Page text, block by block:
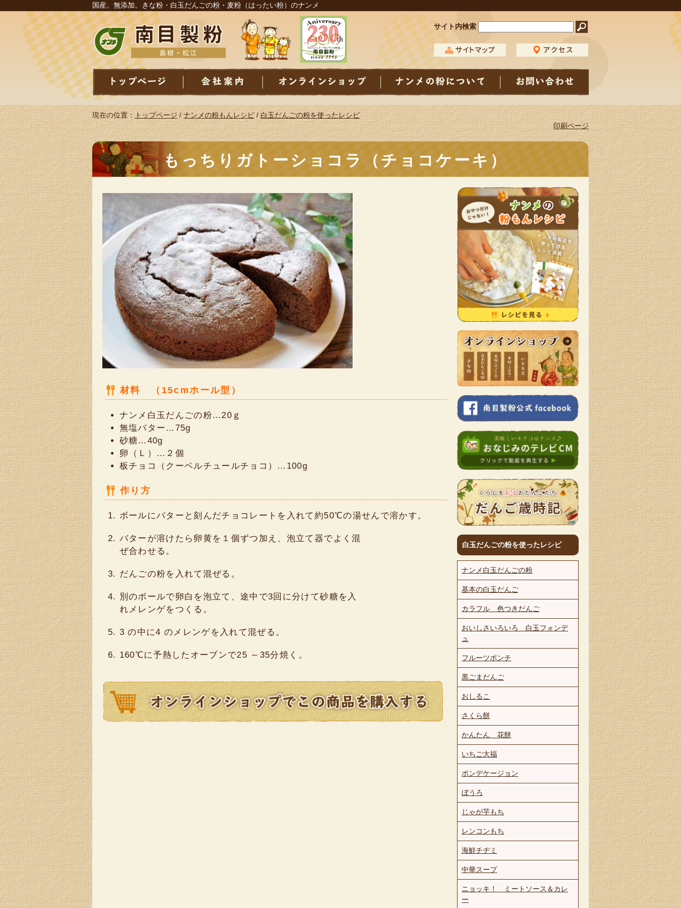
国産。無添加。きな粉・白玉だんごの粉・麦粉（はったい粉）のナンメ
サイト内検索
現在の位置：トップページ /ナンメの粉もんレシピ / 白玉だんごの粉を使ったレシピ
印刷ページ
もっちりガトーショコラ（チョコケーキ）
材料 （15cmホール型）
ナンメ白玉だんごの粉…20ｇ
無塩バター…75g
砂糖…40g
卵（Ｌ）…２個
板チョコ（クーベルチュールチョコ）…100g
作り方
ボールにバターと刻んだチョコレートを入れて約50℃の湯せんで溶かす。
バターが溶けたら卵黄を１個ずつ加え、泡立て器でよく混
ぜ合わせる。
だんごの粉を入れて混ぜる。
別のボールで卵白を泡立て、途中で3回に分けて砂糖を入
れメレンゲをつくる。
3 の中に4 のメレンゲを入れて混ぜる。
160℃に予熱したオーブンで25 ～35分焼く。
白玉だんごの粉を使ったレシピ
ナンメ白玉だんごの粉
基本の白玉だんご
カラフル 色つきだんご
おいしさいろいろ 白玉フォンデ
ュ
フルーツポンチ
黒ごまだんご
おしるこ
さくら餅
かんたん 花餅
いちご大福
ポンデケージョン
ぼうろ
じゃが芋もち
レンコンもち
海鮮チヂミ
中華スープ
ニョッキ！ ミートソース＆カレ
ー